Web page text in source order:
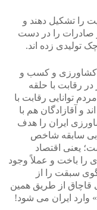
را تشکیل دهند و
صادرات را در دست
تولیدی زده اند.
و کشاورزی و کسب و
رقابت با حلقه
توانایی رقابت با
و آقازادگان هم با
ایران را هدف
بی سابقه شاخص
یعنی اقتصاد
را باخت و عملاً وجود
سبقت را از
قاچاق از طریق همین
وارد ایران می شود!